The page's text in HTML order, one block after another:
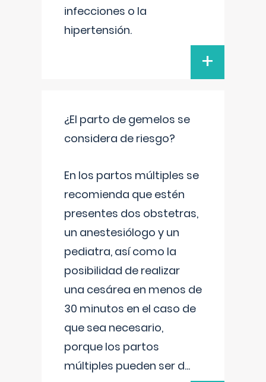
infecciones o la
hipertensión.
+
¿El parto de gemelos se
considera de riesgo?
En los partos múltiples se
recomienda que estén
presentes dos obstetras,
un anestesiólogo y un
pediatra, así como la
posibilidad de realizar
una cesárea en menos de
30 minutos en el caso de
que sea necesario,
porque los partos
múltiples pueden ser d...